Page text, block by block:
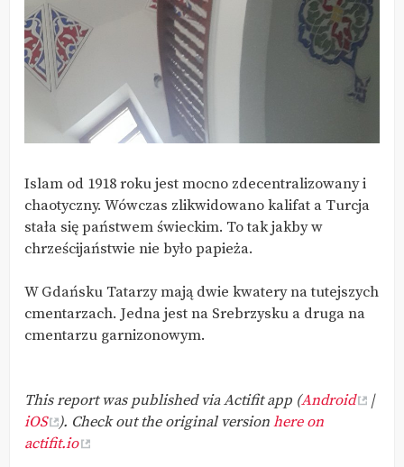
Islam od 1918 roku jest mocno zdecentralizowany i
chaotyczny. Wówczas zlikwidowano kalifat a Turcja
stała się państwem świeckim. To tak jakby w
chrześcijaństwie nie było papieża.
W Gdańsku Tatarzy mają dwie kwatery na tutejszych
cmentarzach. Jedna jest na Srebrzysku a druga na
cmentarzu garnizonowym.
This report was published via Actifit app (Android
|
iOS
). Check out the original versionhere on
actifit.io